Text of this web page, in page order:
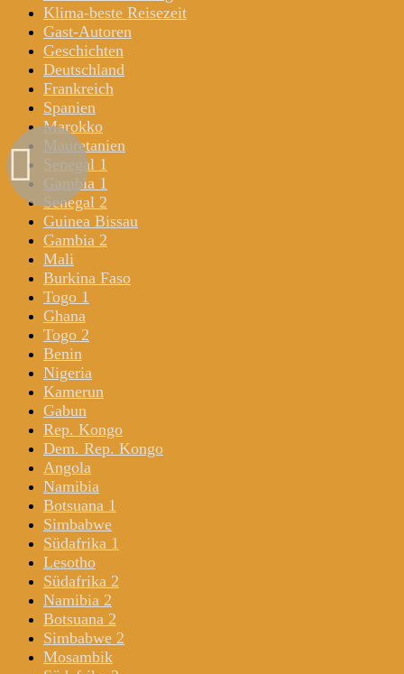
Klima-beste Reisezeit
Gast-Autoren
Geschichten
Deutschland
Frankreich
Spanien
Marokko
Mauretanien
Senegal 1
Gambia 1
Senegal 2
Guinea Bissau
Gambia 2
Mali
Burkina Faso
Togo 1
Ghana
Togo 2
Benin
Nigeria
Kamerun
Gabun
Rep. Kongo
Dem. Rep. Kongo
Angola
Namibia
Botsuana 1
Simbabwe
Südafrika 1
Lesotho
Südafrika 2
Namibia 2
Botsuana 2
Simbabwe 2
Mosambik